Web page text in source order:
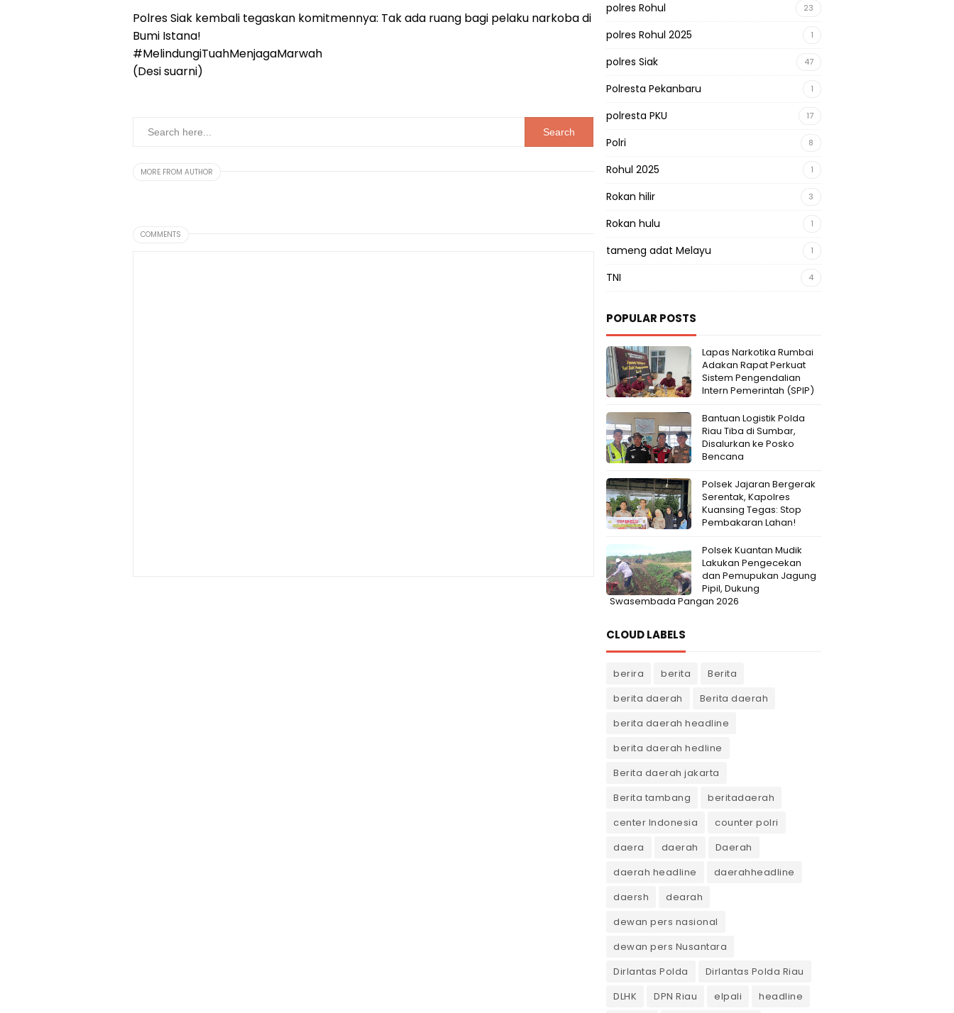
Polres Siak kembali tegaskan komitmennya: Tak ada ruang bagi pelaku narkoba di
Bumi Istana!
#MelindungiTuahMenjagaMarwah
(Desi suarni)
MORE FROM AUTHOR
COMMENTS
polres Rohul 23
polres Rohul 2025 1
polres Siak 47
Polresta Pekanbaru 1
polresta PKU 17
Polri 8
Rohul 2025 1
Rokan hilir 3
Rokan hulu 1
tameng adat Melayu 1
TNI 4
POPULAR POSTS
Lapas Narkotika Rumbai
Adakan Rapat Perkuat
Sistem Pengendalian
Intern Pemerintah (SPIP)
Bantuan Logistik Polda
Riau Tiba di Sumbar,
Disalurkan ke Posko
Bencana
Polsek Jajaran Bergerak
Serentak, Kapolres
Kuansing Tegas: Stop
Pembakaran Lahan!
Polsek Kuantan Mudik
Lakukan Pengecekan
dan Pemupukan Jagung
Pipil, Dukung
Swasembada Pangan 2026
CLOUD LABELS
berira berita
Berita
berita daerah
Berita daerah
berita daerah headline
berita daerah hedline
Berita daerah jakarta
Berita tambang
beritadaerah
center Indonesia
counter polri
daera
daerah
Daerah
daerah headline
daerahheadline
daersh
dearah
dewan pers nasional
dewan pers Nusantara
Dirlantas Polda
Dirlantas Polda Riau
DLHK
DPN Riau elpali headline